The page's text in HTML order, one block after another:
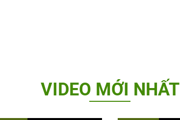
VIDEO MỚI NHẤT